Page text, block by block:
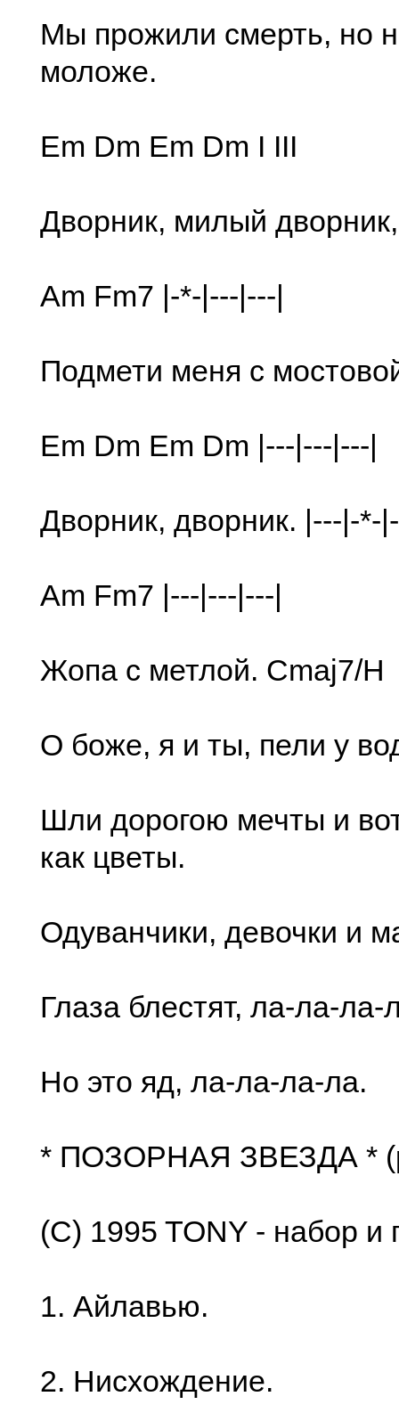
Мы прожили смерть, но
моложе.
Em Dm Em Dm I III
Дворник, милый
Am Fm7 |-*-|---|---|
Подмети меня с
Em Dm Em Dm |---|---|---|
Дворник, дворник. |---|-*-
Am Fm7 |---|---|---|
Жопа с метлой. Cmaj7/H
О боже, я и ты, пели у
Шли дорогою мечты и
как цветы.
Одуванчики, девочки и
Глаза блестят, ла-ла-ла-
Но это яд, ла-ла-ла-ла.
* ПОЗОРНАЯ ЗВЕЗДА *
(C) 1995 TONY - набор и
1. Айлавью.
2. Нисхождение.